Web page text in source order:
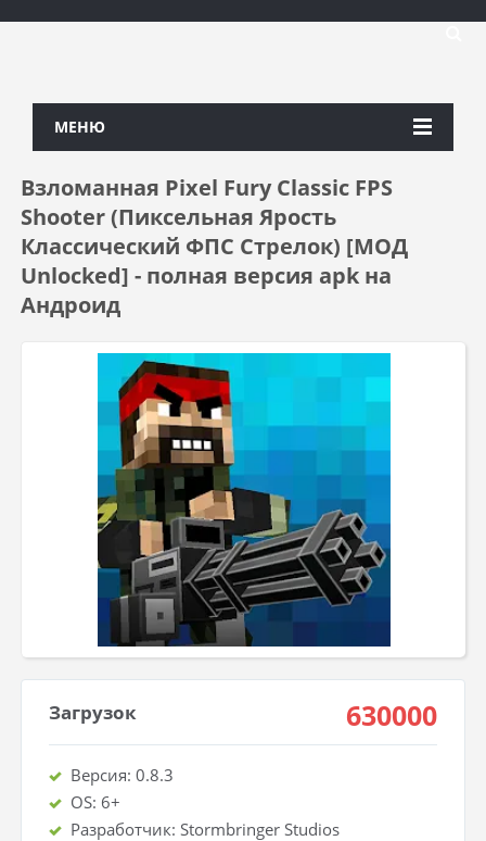
МЕНЮ
Взломанная Pixel Fury Classic FPS
Shooter (Пиксельная Ярость
Классический ФПС Стрелок) [МОД
Unlocked] - полная версия apk на
Андроид
Загрузок 630000
Версия: 0.8.3
OS: 6+
Разработчик: Stormbringer Studios